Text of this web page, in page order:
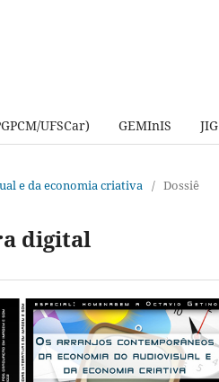
UFSCar) GEMInIS JIG
e da economia criativa / Dossiê
digital